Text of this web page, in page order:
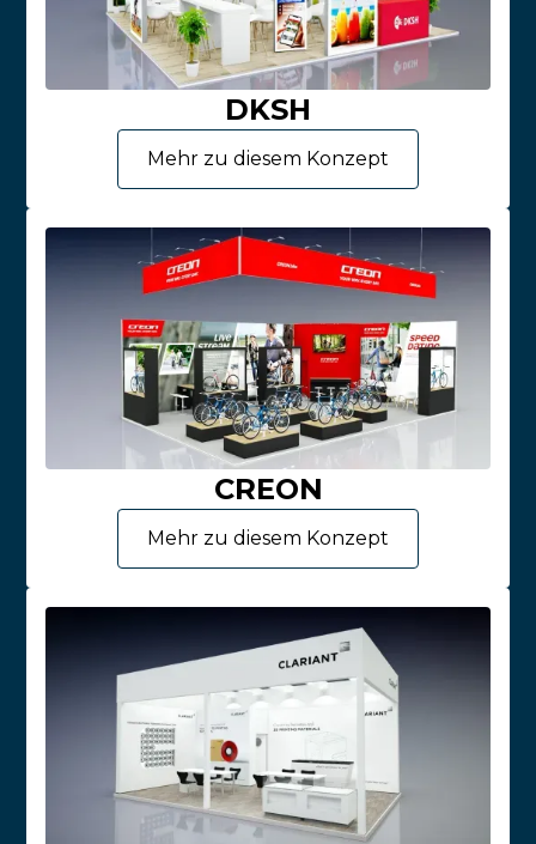
DKSH
Mehr zu diesem Konzept
CREON
Mehr zu diesem Konzept